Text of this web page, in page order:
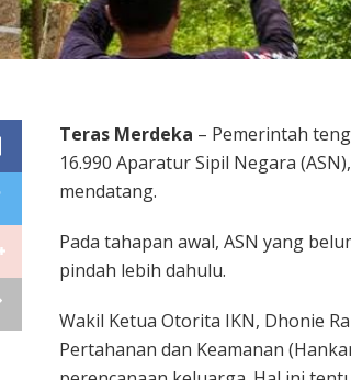
Teras Merdeka – Pemerintah
16.990 Aparatur Sipil Negara
mendatang.
Pada tahapan awal, ASN yang
pindah lebih dahulu.
Wakil Ketua Otorita IKN, Dhonie
Pertahanan dan Keamanan